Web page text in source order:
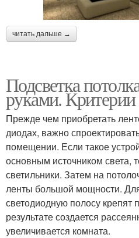
читать дальше →
Подсветка
руками.
Прежде чем приобретать
диодах, важно
помещении. Если такое
основным источником света,
светильники. Затем на
ленты большой мощности.
светодиодную полосу
результате создается
увеличивается комната.